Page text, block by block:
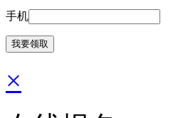
手机
×